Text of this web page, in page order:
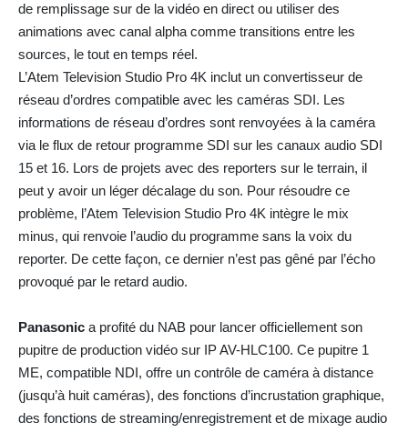
de remplissage sur de la vidéo en direct ou utiliser des
animations avec canal alpha comme transitions entre les
sources, le tout en temps réel.
L’Atem Television Studio Pro 4K inclut un convertisseur de
réseau d’ordres compatible avec les caméras SDI. Les
informations de réseau d’ordres sont renvoyées à la caméra
via le flux de retour programme SDI sur les canaux audio SDI
15 et 16. Lors de projets avec des reporters sur le terrain, il
peut y avoir un léger décalage du son. Pour résoudre ce
problème, l’Atem Television Studio Pro 4K intègre le mix
minus, qui renvoie l’audio du programme sans la voix du
reporter. De cette façon, ce dernier n’est pas gêné par l’écho
provoqué par le retard audio.
Panasonic a profité du NAB pour lancer officiellement son
pupitre de production vidéo sur IP AV-HLC100. Ce pupitre 1
ME, compatible NDI, offre un contrôle de caméra à distance
(jusqu’à huit caméras), des fonctions d’incrustation graphique,
des fonctions de streaming/enregistrement et de mixage audio